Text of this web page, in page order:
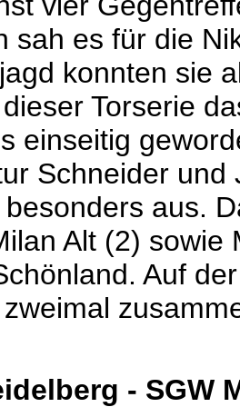
sah es für die
konnten sie
Torserie
einseitig
Schneider
aus.
Alt (2) sowie
Auf
- SGW